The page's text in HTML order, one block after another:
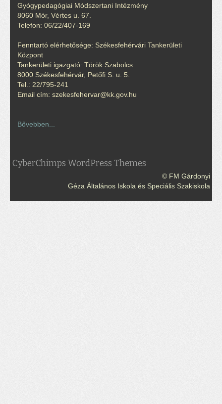
Gyógypedagógiai Módszertani Intézmény
8060 Mór, Vértes u. 67.
Telefon: 06/22/407-169
Fenntartó elérhetősége: Székesfehérvári Tankerületi
Központ
Tankerületi igazgató: Török Szabolcs
8000 Székesfehérvár, Petőfi S. u. 5.
Tel.: 22/795-241
Email cím: szekesfehervar@kk.gov.hu
Bővebben...
CyberChimps WordPress Themes
© FM Gárdonyi
Géza Általános Iskola és Speciális Szakiskola